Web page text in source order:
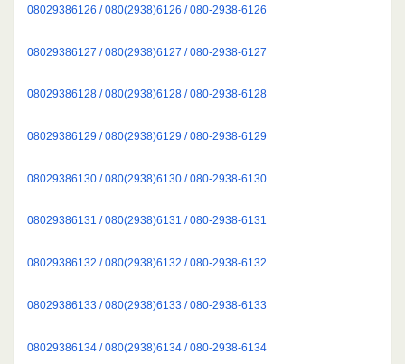
08029386126 / 080(2938)6126 / 080-2938-6126
08029386127 / 080(2938)6127 / 080-2938-6127
08029386128 / 080(2938)6128 / 080-2938-6128
08029386129 / 080(2938)6129 / 080-2938-6129
08029386130 / 080(2938)6130 / 080-2938-6130
08029386131 / 080(2938)6131 / 080-2938-6131
08029386132 / 080(2938)6132 / 080-2938-6132
08029386133 / 080(2938)6133 / 080-2938-6133
08029386134 / 080(2938)6134 / 080-2938-6134